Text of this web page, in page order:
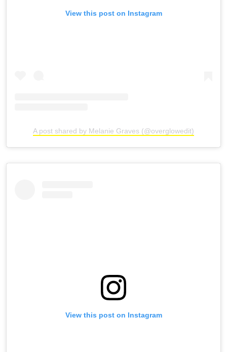
View this post on Instagram
A post shared by Melanie Graves (@overglowedit)
View this post on Instagram